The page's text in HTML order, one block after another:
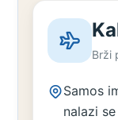
Brži
Samos
nalazi